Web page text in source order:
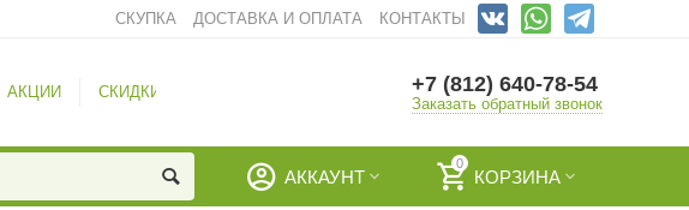
СКУПКА ДОСТАВКА И ОПЛАТА КОНТАКТЫ
АКЦИИ СКИДКИ +7 (812) 640-78-54
Заказать обратный звонок
0
КОРЗИНА
АККАУНТ